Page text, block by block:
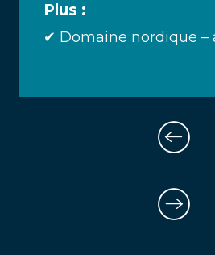
Plus :
✔ Domaine nordique –